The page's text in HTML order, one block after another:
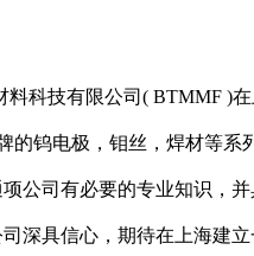
科技有限公司( BTMMF )在
钨电极，钼丝，焊材等系
公司有必要的专业知识，
深具信心，期待在上海建